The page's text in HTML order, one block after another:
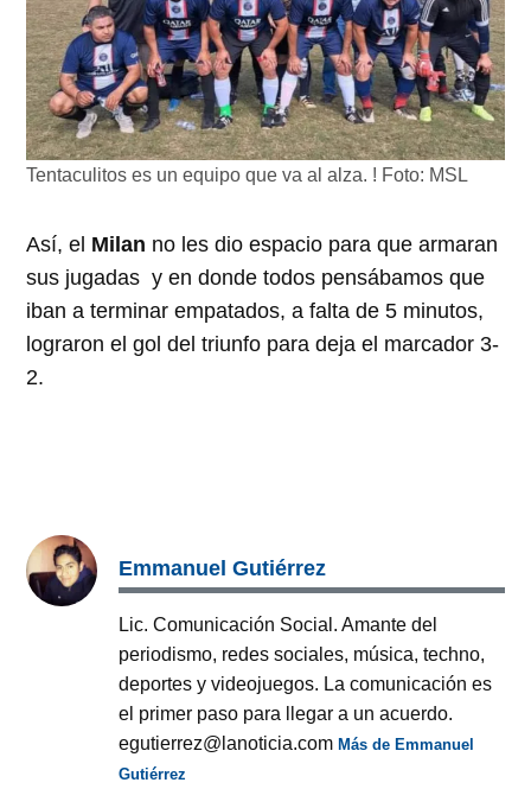
Tentaculitos es un equipo que va al alza. ! Foto: MSL
Así, el Milan no les dio espacio para que armaran
sus jugadas y en donde todos pensábamos que
iban a terminar empatados, a falta de 5 minutos,
lograron el gol del triunfo para deja el marcador 3-
2.
Emmanuel Gutiérrez
Lic. Comunicación Social. Amante del
periodismo, redes sociales, música, techno,
deportes y videojuegos. La comunicación es
el primer paso para llegar a un acuerdo.
egutierrez@lanoticia.comMás de Emmanuel
Gutiérrez